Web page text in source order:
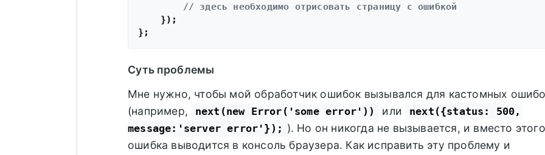
// здесь необходимо отрисовать страницу с ошибкой
    });
Суть проблемы
Мне нужно, чтобы мой обработчик ошибок вызывался для кастомных
(например,
next(new Error('some error')) или
next({status: 500,
message:'server error'}); ). Но он никогда не вызывается, и вместо этого
ошибка выводится в консоль браузера. Как исправить эту проблему и